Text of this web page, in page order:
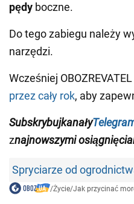
pędy boczne.
Do tego zabiegu należy
narzędzi.
Wcześniej
przez cały rok, aby
Subskrybujkanały
znajnowszymi
Spryciarze od
/Życie/Jak przycinać